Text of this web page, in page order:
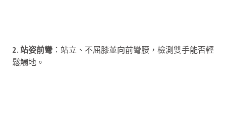
2. 站姿前彎 ：站立、不屈膝並向前彎腰，檢測雙手能否輕
鬆觸地。